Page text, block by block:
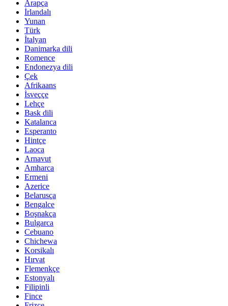
Arapça
İrlandalı
Yunan
Türk
İtalyan
Danimarka dili
Romence
Endonezya dili
Çek
Afrikaans
İsveççe
Lehçe
Bask dili
Katalanca
Esperanto
Hintçe
Laoca
Arnavut
Amharca
Ermeni
Azerice
Belarusça
Bengalce
Boşnakça
Bulgarca
Cebuano
Chichewa
Korsikalı
Hırvat
Flemenkçe
Estonyalı
Filipinli
Fince